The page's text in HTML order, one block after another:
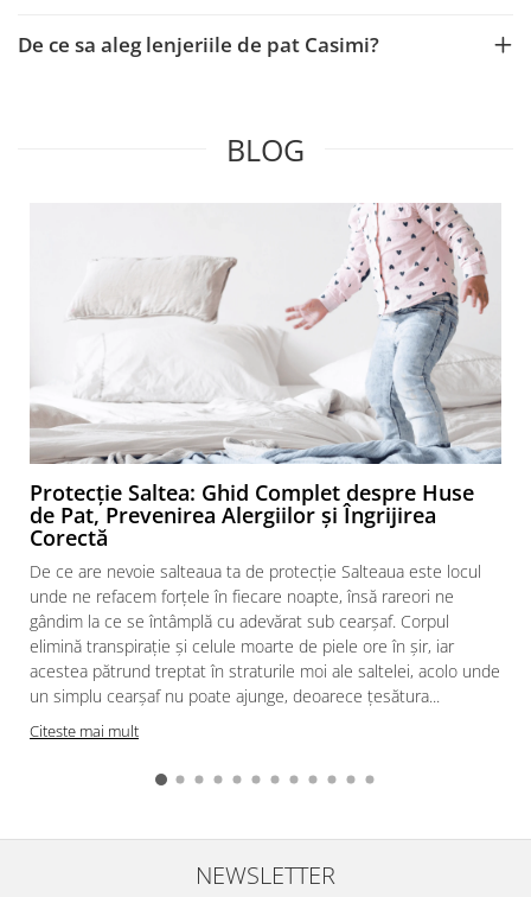
De ce sa aleg lenjeriile de pat Casimi?
BLOG
Protecție Saltea: Ghid Complet despre Huse
de Pat, Prevenirea Alergiilor și Îngrijirea
Corectă
De ce are nevoie salteaua ta de protecție Salteaua este locul
unde ne refacem forțele în fiecare noapte, însă rareori ne
gândim la ce se întâmplă cu adevărat sub cearșaf. Corpul
elimină transpirație și celule moarte de piele ore în șir, iar
acestea pătrund treptat în straturile moi ale saltelei, acolo unde
un simplu cearșaf nu poate ajunge, deoarece țesătura...
Citeste mai mult
NEWSLETTER